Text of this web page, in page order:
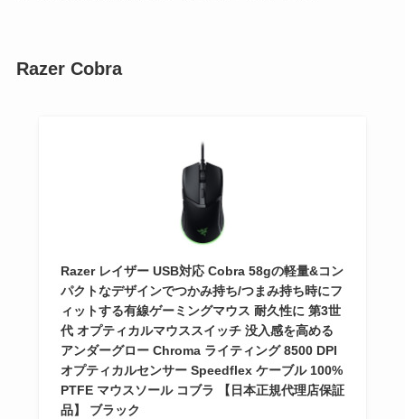
Razer Cobra
Razer レイザー USB対応 Cobra 58gの軽量&コン
パクトなデザインでつかみ持ち/つまみ持ち時にフ
ィットする有線ゲーミングマウス 耐久性に 第3世
代 オプティカルマウススイッチ 没入感を高める
アンダーグロー Chroma ライティング 8500 DPI
オプティカルセンサー Speedflex ケーブル 100%
PTFE マウスソール コブラ 【日本正規代理店保証
品】 ブラック